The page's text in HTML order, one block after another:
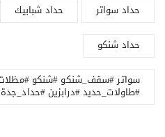
حداد شبابيك
حداد سواتر
حداد شنكو
#طاولات_حديد #درابزين #حداد_جدة